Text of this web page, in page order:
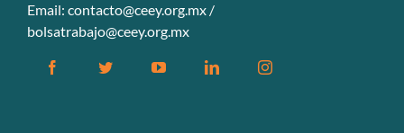
Email: contacto@ceey.org.mx /
bolsatrabajo@ceey.org.mx
FacebookTwitter YouTubeLinkedinInstagram